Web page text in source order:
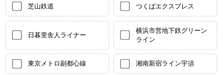
芝山鉄道 つくばエクスプレス
日暮里舎人ライナー
横浜市営地下鉄グリーン
ライン
東京メトロ副都心線 湘南新宿ライン宇須